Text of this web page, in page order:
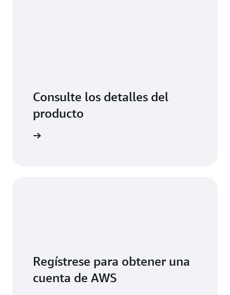
Consulte los detalles del
producto
Regístrese para obtener una
cuenta de AWS